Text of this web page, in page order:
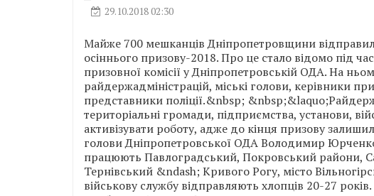
29.10.2018 02:30
Майже 700 мешканців Дніпропетровщини
осіннього призову-2018. Про це стало відомо під
призовної комісії у Дніпропетровській ОДА. На
райдержадміністрацій, міські голови, керівники
представники поліції.&nbsp;
територіальні громади, підприємства, установи,
активізувати роботу, адже до кінця призову
голови Дніпропетровської ОДА Володимир
працюють Павлоградський, Покровський райони,
Тернівський &ndash; Кривого Рогу, місто
військову службу відправляють хлопців 20-27